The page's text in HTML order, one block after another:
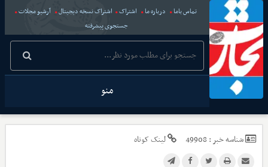
تماس باما درباره ما اشتراک اشتراک نسخه دیجیتال
آرشیو مجلات
جستجوی پیشرفته
منو
شناسه خبر : 49908 لینک کوتاه